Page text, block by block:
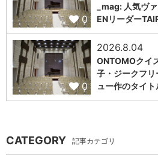
0
_mag: 人気ヴ
ENリーダー
0
2026.8.04
ONTOMOクイ
子・ジークフ
ュー作のタイ
CATEGORY 記事カテゴリ